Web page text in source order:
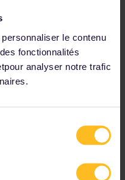
le contenu
fonctionnalités
analyser notre trafic
min
:depuis Koper, prenez un
et les options